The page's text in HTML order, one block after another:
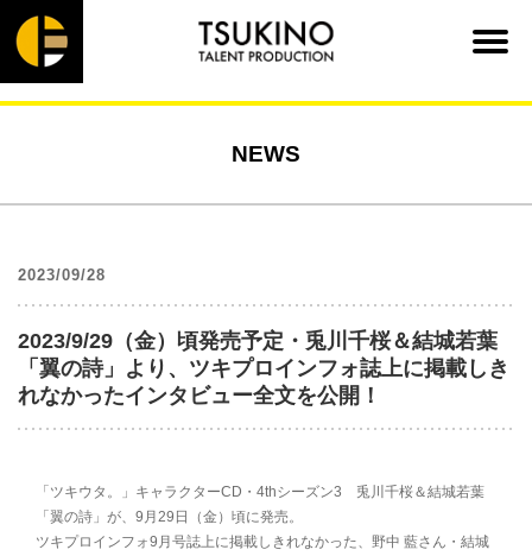
NEWS
2023/09/28
2023/9/29（金）頃発売予定・兎川千桜＆結城若葉
「翼の詩」より、ツキプロインフォ誌上に掲載しき
れなかったインタビュー全文を公開！
「ツキウタ。」キャラクターCD・4thシーズン3 兎川千桜＆結城若葉
「翼の詩」が、9月29日（金）頃に発売。
ツキプロインフォ9月号誌上に掲載しきれなかった、野中 藍さん・結城